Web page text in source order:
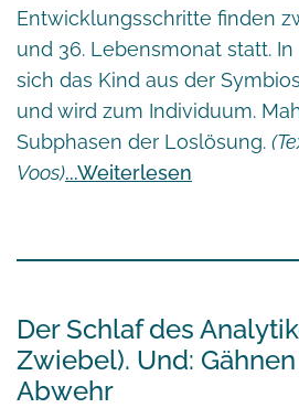
Entwicklungsschritte finden
und 36. Lebensmonat statt.
sich das Kind aus der
und wird zum Individuum.
Subphasen der Loslösung.
Voos) Weiterlesen
Der Schlaf des
Zwiebel). Und:
Abwehr